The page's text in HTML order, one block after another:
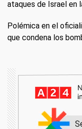
ataques de Israel en
Polémica en el
que condena los